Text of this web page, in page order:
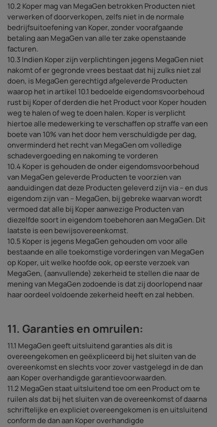
10.2 Koper mag van MegaGen betrokken Producten niet
verwerken of doorverkopen, zelfs niet in de normale
bedrijfsuitoefening van Koper, zonder voorafgaande
betaling aan MegaGen van alle ter zake openstaande
facturen.
10.3 Indien Koper zijn verplichtingen jegens MegaGen niet
nakomt of er gegronde vrees bestaat dat hij zulks niet zal
doen, is MegaGen gerechtigd afgeleverde Producten
waarop het in artikel 10.1 bedoelde eigendomsvoorbehoud
rust bij Koper of derden die het Product voor Koper houden
weg te halen of weg te doen halen. Koper is verplicht
hiertoe alle medewerking te verschaffen op straffe van een
boete van 10% van het door hem verschuldigde per dag,
onverminderd het recht van MegaGen om volledige
schadevergoeding en nakoming te vorderen
10.4 Koper is gehouden de onder eigendomsvoorbehoud
van MegaGen geleverde Producten te voorzien van
aanduidingen dat deze Producten geleverd zijn via – en dus
eigendom zijn van – MegaGen, bij gebreke waarvan wordt
vermoed dat alle bij Koper aanwezige Producten van
diezelfde soort in eigendom toebehoren aan MegaGen. Dit
laatste is een bewijsovereenkomst.
10.5 Koper is jegens MegaGen gehouden om voor alle
bestaande en alle toekomstige vorderingen van MegaGen
op Koper, uit welke hoofde ook, op eerste verzoek van
MegaGen, (aanvullende) zekerheid te stellen die naar de
mening van MegaGen zodoende is dat zij doorlopend naar
haar oordeel voldoende zekerheid heeft en zal hebben.
11. Garanties en omruilen:
11.1 MegaGen geeft uitsluitend garanties als dit is
overeengekomen en geëxpliceerd bij het sluiten van de
overeenkomst en slechts voor zover vastgelegd in de dan
aan Koper overhandigde garantievoorwaarden.
11.2 MegaGen staat uitsluitend toe om een Product om te
ruilen als dat bij het sluiten van de overeenkomst of daarna
schriftelijke en expliciet overeengekomen is en uitsluitend
conform de dan aan Koper overhandigde